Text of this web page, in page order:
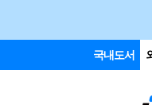
국내도서